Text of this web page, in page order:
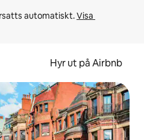
automatiskt. Visa
Hyr ut på Airbnb